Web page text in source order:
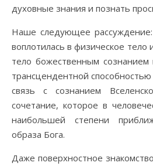
духовные знания и познать
Наше следующее
воплотилась в физическое тело
тело божественным
трансцендентной
связь с сознанием
сочетание, которое в
наибольшей степени
образа Бога.
Даже поверхностное